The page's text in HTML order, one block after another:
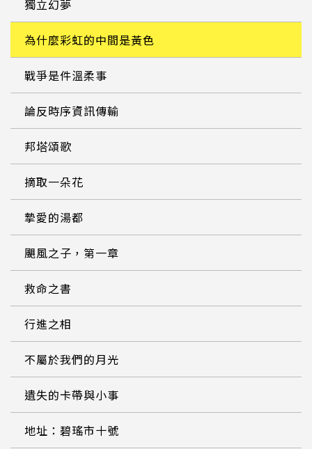
獨立幻夢
為什麼彩虹的中間是黃色
戰爭是件溫柔事
論反時序資訊傳輸
邦塔頌歌
摘取一朵花
摯愛的湯都
颶風之子，第一章
救命之書
行進之相
不屬於我們的月光
遺失的卡帶與小事
地址：碧瑤市十號